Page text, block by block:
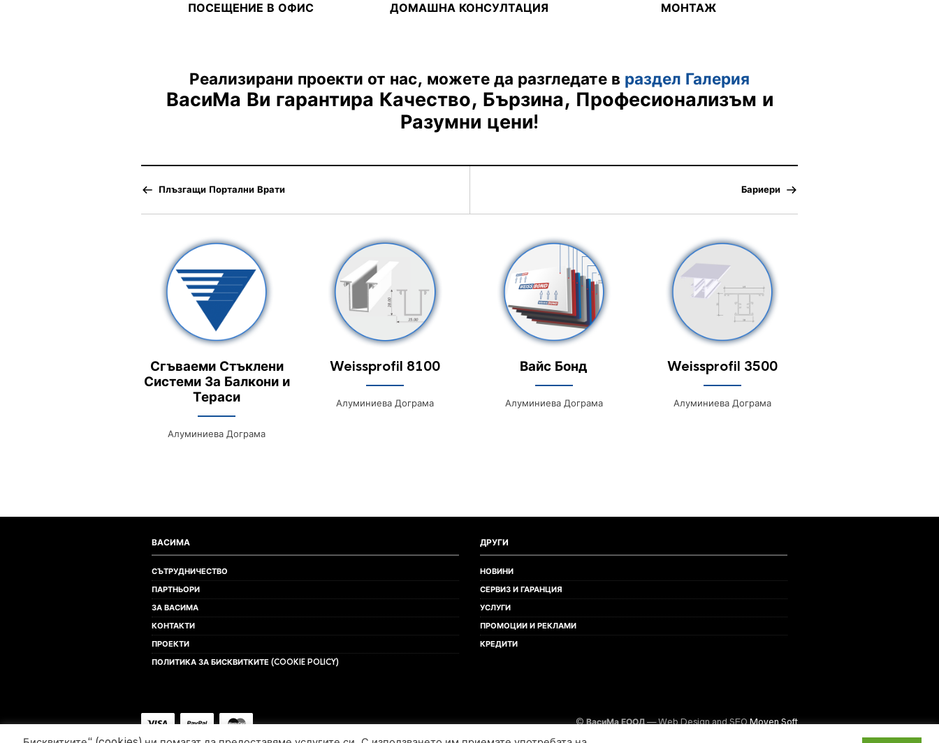
ПОСЕЩЕНИЕ В ОФИС ДОМАШНА КОНСУЛТАЦИЯ МОНТАЖ
Реализирани проекти от нас, можете да разгледате в раздел Галерия
ВасиМа Ви гарантира Качество, Бързина, Професионализъм и
Разумни цени!
Плъзгащи Портални Врати Бариери
Сгъваеми Стъклени
Системи За Балкони и
Тераси
Алуминиева Дограма
Weissprofil 8100
Алуминиева Дограма
Вайс Бонд
Алуминиева Дограма
Weissprofil 3500
Алуминиева Дограма
ВАСИМА
СЪТРУДНИЧЕСТВО
ПАРТНЬОРИ
ЗА ВАСИМА
КОНТАКТИ
ПРОЕКТИ
ПОЛИТИКА ЗА БИСКВИТКИТЕ (COOKIE POLICY)
ДРУГИ
НОВИНИ
СЕРВИЗ И ГАРАНЦИЯ
УСЛУГИ
ПРОМОЦИИ И РЕКЛАМИ
КРЕДИТИ
©ВасиМа ЕООД— Web Design and SEOMoven Soft